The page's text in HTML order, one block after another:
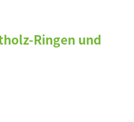
Ringen und